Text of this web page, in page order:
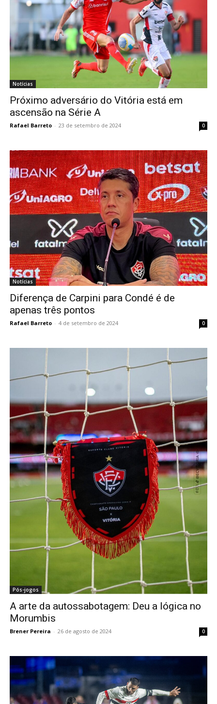
Notícias
Próximo adversário do Vitória está em
ascensão na Série A
Rafael Barreto - 23 de setembro de 2024 0
Notícias
Diferença de Carpini para Condé é de
apenas três pontos
Rafael Barreto - 4 de setembro de 2024 0
Pós-jogos
A arte da autossabotagem: Deu a lógica no
Morumbis
Brener Pereira - 26 de agosto de 2024 0